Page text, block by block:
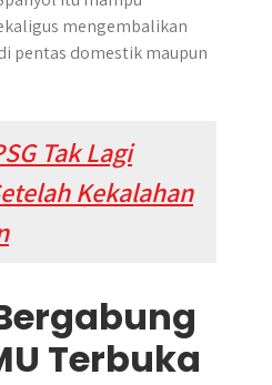
mengembalikan
pentas domestik maupun
Tak Lagi
Kekalahan
Terbuka